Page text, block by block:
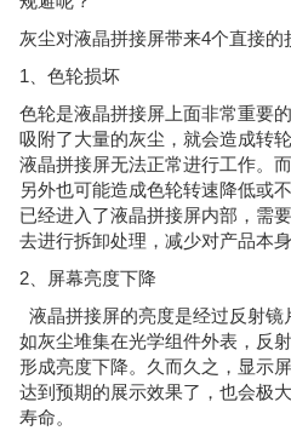
灰尘对液晶拼接屏带来4个直接的
1、色轮损坏
色轮是液晶拼接屏上面非常重要
吸附了大量的灰尘，就会造成转
液晶拼接屏无法正常进行工作。
另外也可能造成色轮转速降低或
已经进入了液晶拼接屏内部，需
去进行拆卸处理，减少对产品本身
2、屏幕亮度下降
液晶拼接屏的亮度是经过反射
如灰尘堆集在光学组件外表，反
形成亮度下降。久而久之，显示
达到预期的展示效果了，也会极
寿命。